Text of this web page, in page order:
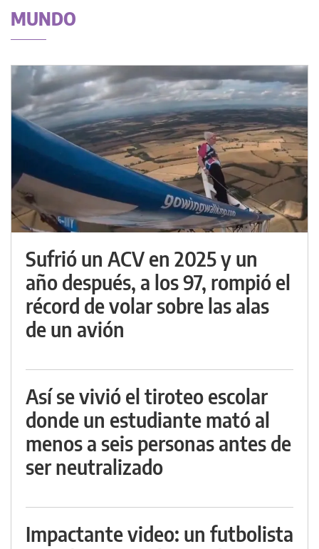
MUNDO
Sufrió un ACV en 2025 y un
año después, a los 97, rompió el
récord de volar sobre las alas
de un avión
Así se vivió el tiroteo escolar
donde un estudiante mató al
menos a seis personas antes de
ser neutralizado
Impactante video: un futbolista